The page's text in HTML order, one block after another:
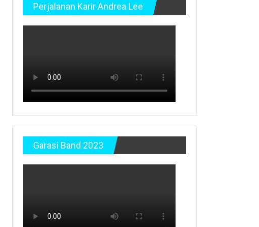
Perjalanan Karir Andrea Lee
Garasi Band 2023